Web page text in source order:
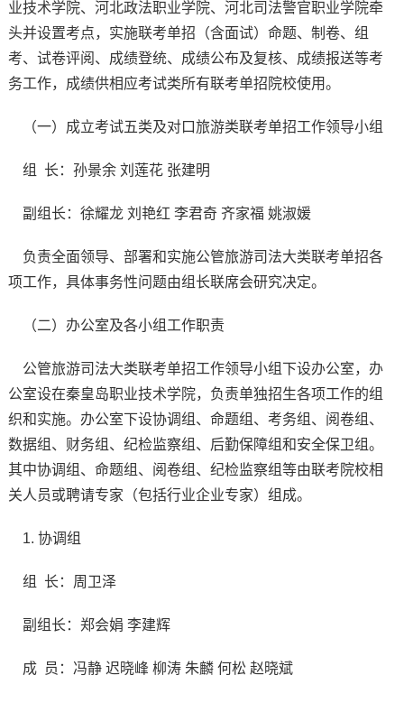
业技术学院、河北政法职业学院、河北司法警官职业学院牵
头并设置考点，实施联考单招（含面试）命题、制卷、组
考、试卷评阅、成绩登统、成绩公布及复核、成绩报送等考
务工作，成绩供相应考试类所有联考单招院校使用。
（一）成立考试五类及对口旅游类联考单招工作领导小组
组 长：孙景余 刘莲花 张建明
副组长：徐耀龙 刘艳红 李君奇 齐家福 姚淑媛
负责全面领导、部署和实施公管旅游司法大类联考单招各
项工作，具体事务性问题由组长联席会研究决定。
（二）办公室及各小组工作职责
公管旅游司法大类联考单招工作领导小组下设办公室，办
公室设在秦皇岛职业技术学院，负责单独招生各项工作的组
织和实施。办公室下设协调组、命题组、考务组、阅卷组、
数据组、财务组、纪检监察组、后勤保障组和安全保卫组。
其中协调组、命题组、阅卷组、纪检监察组等由联考院校相
关人员或聘请专家（包括行业企业专家）组成。
1. 协调组
组 长：周卫泽
副组长：郑会娟 李建辉
成 员：冯静 迟晓峰 柳涛 朱麟 何松 赵晓斌